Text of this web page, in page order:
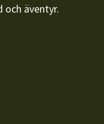
äventyr.